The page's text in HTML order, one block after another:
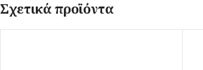
Σχετικά προϊόντα